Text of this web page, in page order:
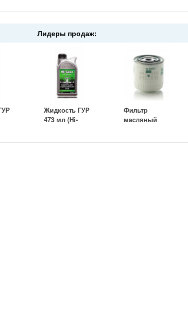
Лидеры продаж:
Жидкость ГУР
473 мл (Hi-
Фильтр
масляный